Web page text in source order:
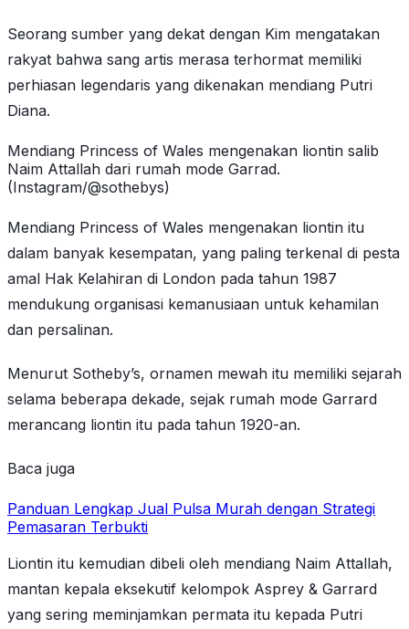
Seorang sumber yang dekat dengan Kim mengatakan
rakyat bahwa sang artis merasa terhormat memiliki
perhiasan legendaris yang dikenakan mendiang Putri
Diana.
Mendiang Princess of Wales mengenakan liontin salib
Naim Attallah dari rumah mode Garrad.
(Instagram/@sothebys)
Mendiang Princess of Wales mengenakan liontin itu
dalam banyak kesempatan, yang paling terkenal di pesta
amal Hak Kelahiran di London pada tahun 1987
mendukung organisasi kemanusiaan untuk kehamilan
dan persalinan.
Menurut Sotheby’s, ornamen mewah itu memiliki sejarah
selama beberapa dekade, sejak rumah mode Garrard
merancang liontin itu pada tahun 1920-an.
Baca juga
Panduan Lengkap Jual Pulsa Murah dengan Strategi
Pemasaran Terbukti
Liontin itu kemudian dibeli oleh mendiang Naim Attallah,
mantan kepala eksekutif kelompok Asprey & Garrard
yang sering meminjamkan permata itu kepada Putri